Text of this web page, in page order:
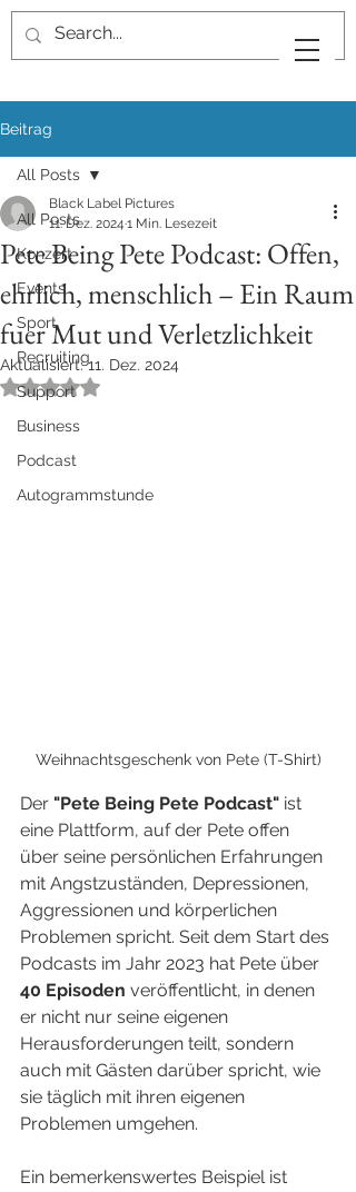
Beitrag
All Posts
Konzert
Events
Sport
Recruiting
Support
Business
Podcast
Autogrammstunde
All Posts
Pete Being Pete Podcast: Offen,
ehrlich, menschlich – Ein Raum
fuer Mut und Verletzlichkeit
Black Label Pictures
11. Dez. 2024 1 Min. Lesezeit
Aktualisiert:11. Dez. 2024
Mit NaN von 5 Sternen bewertet.
Weihnachtsgeschenk von Pete (T-Shirt)
Der "Pete Being Pete Podcast" ist
eine Plattform, auf der Pete offen
über seine persönlichen Erfahrungen
mit Angstzuständen, Depressionen,
Aggressionen und körperlichen
Problemen spricht. Seit dem Start des
Podcasts im Jahr 2023 hat Pete über
40 Episoden veröffentlicht, in denen
er nicht nur seine eigenen
Herausforderungen teilt, sondern
auch mit Gästen darüber spricht, wie
sie täglich mit ihren eigenen
Problemen umgehen.
Ein bemerkenswertes Beispiel ist